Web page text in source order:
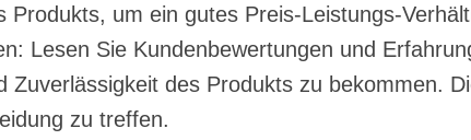
Produkts, um ein gutes Preis-Leistungs-
Lesen Sie Kundenbewertungen und
Zuverlässigkeit des Produkts zu bekommen.
zu treffen.